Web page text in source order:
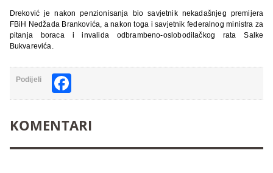
Dreković je nakon penzionisanja bio savjetnik nekadašnjeg premijera
FBiH Nedžada Brankovića, a nakon toga i savjetnik federalnog ministra za
pitanja boraca i invalida odbrambeno-oslobodilačkog rata Salke
Bukvarevića.
Podijeli
KOMENTARI